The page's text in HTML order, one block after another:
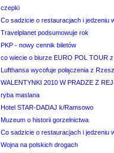
czepki
Co sadzicie o restauracjach i jedzeniu
Travelplanet podsumowuje rok
PKP - nowy cennik biletów
co wiecie o biurze EURO POL TOUR
Lufthansa wycofuje połączenia z
WALENTYNKI 2010 W PRADZE Z
ryba maslana
Hotel STAR-DADAJ k/Ramsowo
Muzeum o historii gorzelnictwa
Co sadzicie o restauracjach i jedzeniu
Wojna na polskich drogach